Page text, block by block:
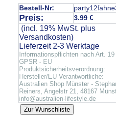
Bestell-Nr:
Preis: 3.99 €
(incl. 19% MwSt. plus
Versandkosten)
Lieferzeit 2-3 Werktage
Informationspflichten nach Art. 19
GPSR - EU
Produktsicherheitsverordnung:
Hersteller/EU Verantwortliche:
Australien Shop Münster -
Reiners, Angelstr 21, 48167
info@australien-lifestyle.de